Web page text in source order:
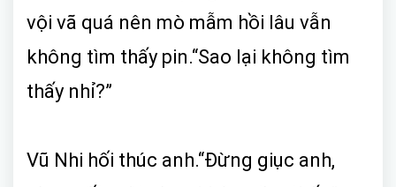
vội vã quá nên mò mẫm hồi lâu vẫn
không tìm thấy pin.“Sao lại không tìm
thấy nhỉ?”
Vũ Nhi hối thúc anh.“Đừng giục anh,